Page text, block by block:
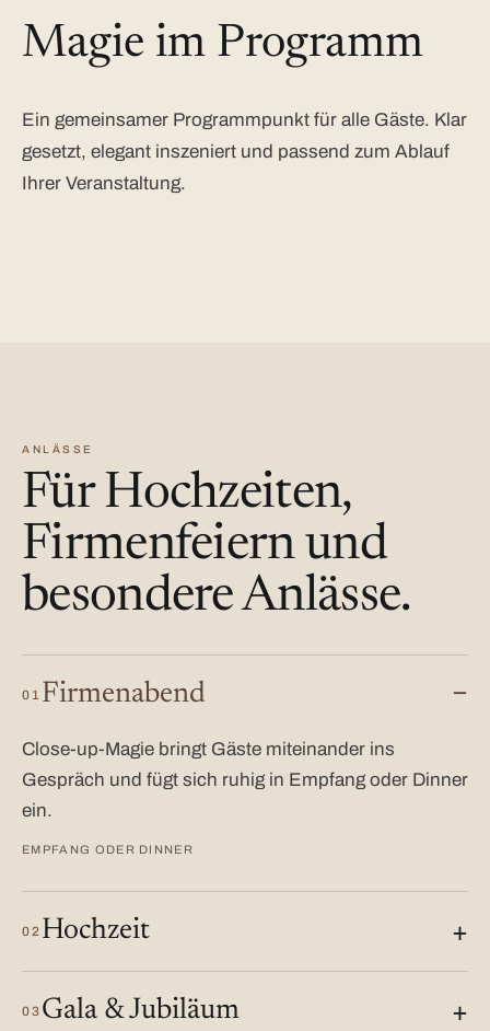
Magie im Programm
Ein gemeinsamer Programmpunkt für alle Gäste. Klar
gesetzt, elegant inszeniert und passend zum Ablauf
Ihrer Veranstaltung.
ANLÄSSE
Für Hochzeiten,
Firmenfeiern und
besondere Anlässe.
01 Firmenabend
Close-up-Magie bringt Gäste miteinander ins
Gespräch und fügt sich ruhig in Empfang oder Dinner
ein.
EMPFANG ODER DINNER
02 Hochzeit
03 Gala & Jubiläum